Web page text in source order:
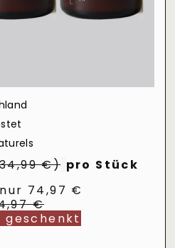
34,99 €) pro Stück
74,97 €
€
geschenkt